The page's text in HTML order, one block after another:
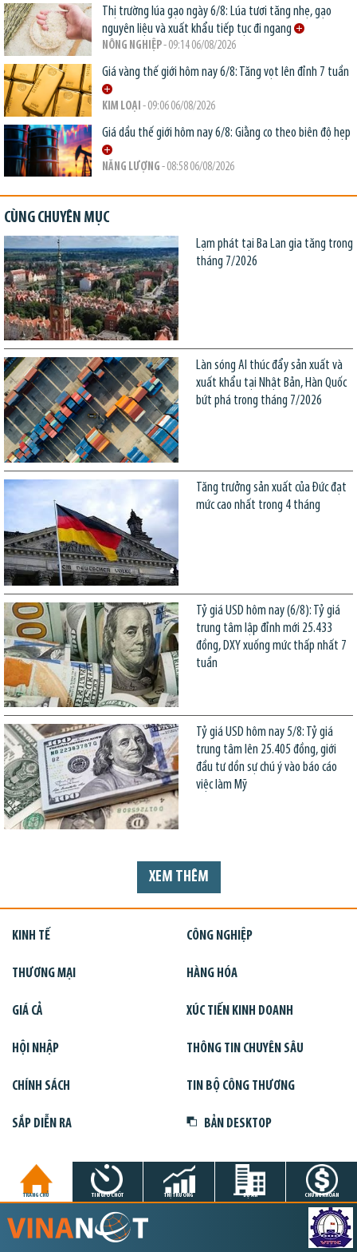
Thị trường lúa gạo ngày 6/8: Lúa tươi tăng nhẹ, gạo
nguyên liệu và xuất khẩu tiếp tục đi ngang
NÔNG NGHIỆP- 09:14 06/08/2026
Giá vàng thế giới hôm nay 6/8: Tăng vọt lên đỉnh 7 tuần
KIM LOẠI - 09:06 06/08/2026
Giá dầu thế giới hôm nay 6/8: Giằng co theo biên độ hẹp
NĂNG LƯỢNG - 08:58 06/08/2026
CÙNG CHUYÊN MỤC
Lạm phát tại Ba Lan gia tăng trong
tháng 7/2026
Làn sóng AI thúc đẩy sản xuất và
xuất khẩu tại Nhật Bản, Hàn Quốc
bứt phá trong tháng 7/2026
Tăng trưởng sản xuất của Đức đạt
mức cao nhất trong 4 tháng
Tỷ giá USD hôm nay (6/8): Tỷ giá
trung tâm lập đỉnh mới 25.433
đồng, DXY xuống mức thấp nhất 7
tuần
Tỷ giá USD hôm nay 5/8: Tỷ giá
trung tâm lên 25.405 đồng, giới
đầu tư dồn sự chú ý vào báo cáo
việc làm Mỹ
XEM THÊM
KINH TẾ CÔNG NGHIỆP
THƯƠNG MẠI HÀNG HÓA
GIÁ CẢ XÚC TIẾN KINH DOANH
HỘI NHẬP THÔNG TIN CHUYÊN SÂU
CHÍNH SÁCH TIN BỘ CÔNG THƯƠNG
SẮP DIỄN RA BẢN DESKTOP
TRANG CHỦ TIN GIỜ CHÓT THỊ TRƯỜNG DỰ ÁN CHỨNG KHOÁN